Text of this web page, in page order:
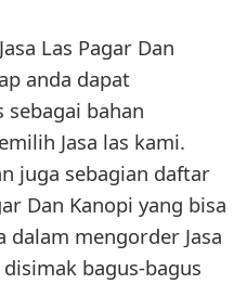
Las Pagar Dan
anda dapat
bahan
Jasa las kami.
juga sebagian daftar
Dan Kanopi yang bisa
mengorder Jasa
bagus-bagus